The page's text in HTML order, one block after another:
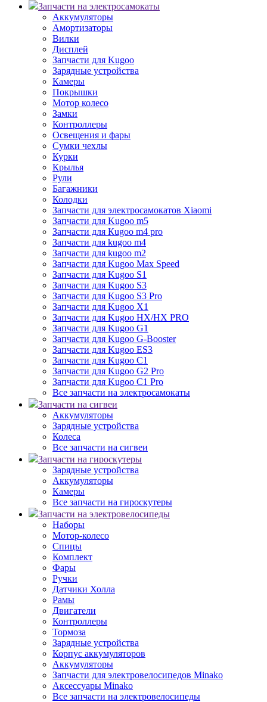
Запчасти на электросамокаты
Аккумуляторы
Амортизаторы
Вилки
Дисплей
Запчасти для Kugoo
Зарядные устройства
Камеры
Покрышки
Мотор колесо
Замки
Контроллеры
Освещения и фары
Сумки чехлы
Курки
Крылья
Рули
Багажники
Колодки
Запчасти для электросамокатов Xiaomi
Запчасти для Kugoo m5
Запчасти для Кugoo m4 pro
Запчасти для kugoo m4
Запчасти для kugoo m2
Запчасти для Kugoo Max Speed
Запчасти для Kugoo S1
Запчасти для Kugoo S3
Запчасти для Kugoo S3 Pro
Запчасти для Kugoo X1
Запчасти для Kugoo HX/HX PRO
Запчасти для Kugoo G1
Запчасти для Kugoo G-Booster
Запчасти для Kugoo ES3
Запчасти для Kugoo C1
Запчасти для Kugoo G2 Pro
Запчасти для Kugoo C1 Pro
Все запчасти на электросамокаты
Запчасти на сигвеи
Аккумуляторы
Зарядные устройства
Колеса
Все запчасти на сигвеи
Запчасти на гироскутеры
Зарядные устройства
Аккумуляторы
Камеры
Все запчасти на гироскутеры
Запчасти на электровелосипеды
Наборы
Мотор-колесо
Спицы
Комплект
Фары
Ручки
Датчики Холла
Рамы
Двигатели
Контроллеры
Тормоза
Зарядные устройства
Корпус аккумуляторов
Аккумуляторы
Запчасти для электровелосипедов Minako
Аксессуары Minako
Все запчасти на электровелосипеды